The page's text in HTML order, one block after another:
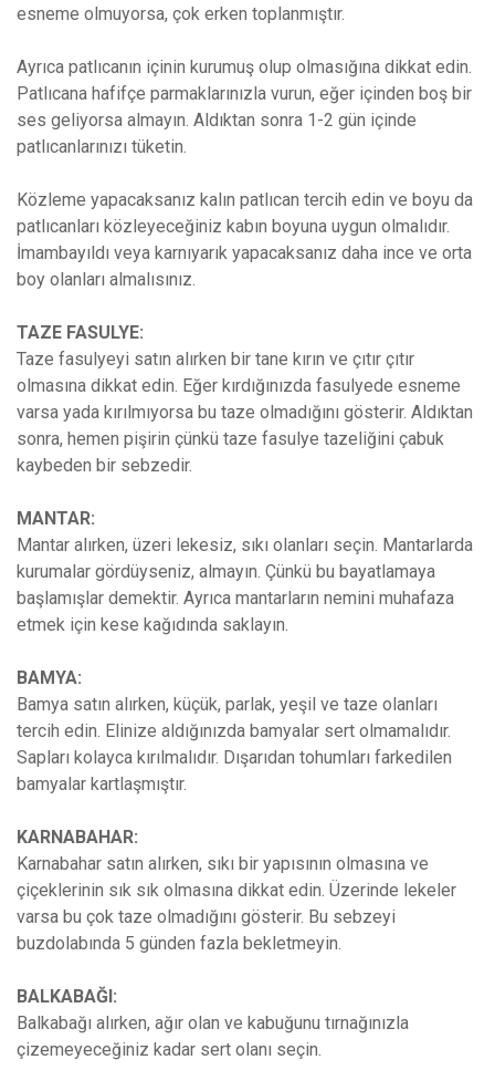
esneme olmuyorsa, çok erken toplanmıştır.
Ayrıca patlıcanın içinin kurumuş olup olmasığına dikkat edin.
Patlıcana hafifçe parmaklarınızla vurun, eğer içinden boş bir
ses geliyorsa almayın. Aldıktan sonra 1-2 gün içinde
patlıcanlarınızı tüketin.
Közleme yapacaksanız kalın patlıcan tercih edin ve boyu da
patlıcanları közleyeceğiniz kabın boyuna uygun olmalıdır.
İmambayıldı veya karnıyarık yapacaksanız daha ince ve orta
boy olanları almalısınız.
TAZE FASULYE:
Taze fasulyeyi satın alırken bir tane kırın ve çıtır çıtır
olmasına dikkat edin. Eğer kırdığınızda fasulyede esneme
varsa yada kırılmıyorsa bu taze olmadığını gösterir. Aldıktan
sonra, hemen pişirin çünkü taze fasulye tazeliğini çabuk
kaybeden bir sebzedir.
MANTAR:
Mantar alırken, üzeri lekesiz, sıkı olanları seçin. Mantarlarda
kurumalar gördüyseniz, almayın. Çünkü bu bayatlamaya
başlamışlar demektir. Ayrıca mantarların nemini muhafaza
etmek için kese kağıdında saklayın.
BAMYA:
Bamya satın alırken, küçük, parlak, yeşil ve taze olanları
tercih edin. Elinize aldığınızda bamyalar sert olmamalıdır.
Sapları kolayca kırılmalıdır. Dışarıdan tohumları farkedilen
bamyalar kartlaşmıştır.
KARNABAHAR:
Karnabahar satın alırken, sıkı bir yapısının olmasına ve
çiçeklerinin sık sık olmasına dikkat edin. Üzerinde lekeler
varsa bu çok taze olmadığını gösterir. Bu sebzeyi
buzdolabında 5 günden fazla bekletmeyin.
BALKABAĞI:
Balkabağı alırken, ağır olan ve kabuğunu tırnağınızla
çizemeyeceğiniz kadar sert olanı seçin.